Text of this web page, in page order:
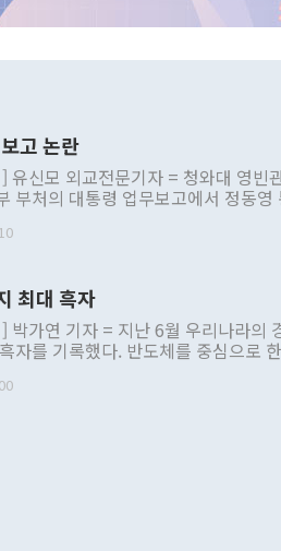
고 논란
유신모 외교전문기자 = 청와대 영빈
부처의 대통령 업무보고에서 정동
부 내 조율을 거치지 않은 사안을 정책
근거한 비현실적 구상'이라는 비판을
관련 발언이 물의를 빚은 적은 여러
공개적으로 부정적 입장을 표명한
북 접근법과 월권을 제어해야 한다는
최대 흑자
박가연 기자 = 지난 6월 우리나라의
자를 기록했다. 반도체를 중심으로
르